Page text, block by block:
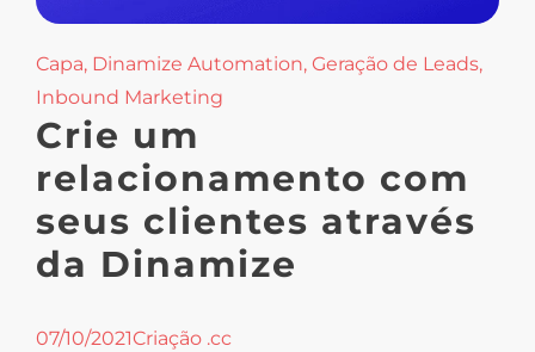
Capa, Dinamize Automation, Geração de Leads,
Inbound Marketing
Crie um
relacionamento com
seus clientes através
da Dinamize
07/10/2021Criação .cc